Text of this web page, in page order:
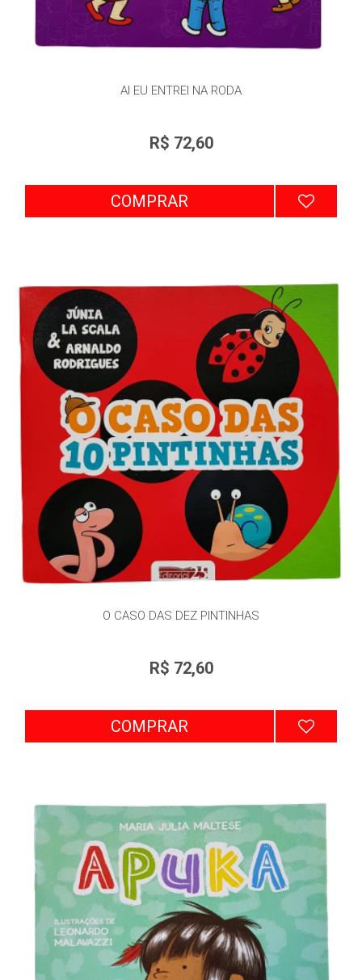
AI EU ENTREI NA RODA
R$ 72,60
COMPRAR
O CASO DAS DEZ PINTINHAS
R$ 72,60
COMPRAR